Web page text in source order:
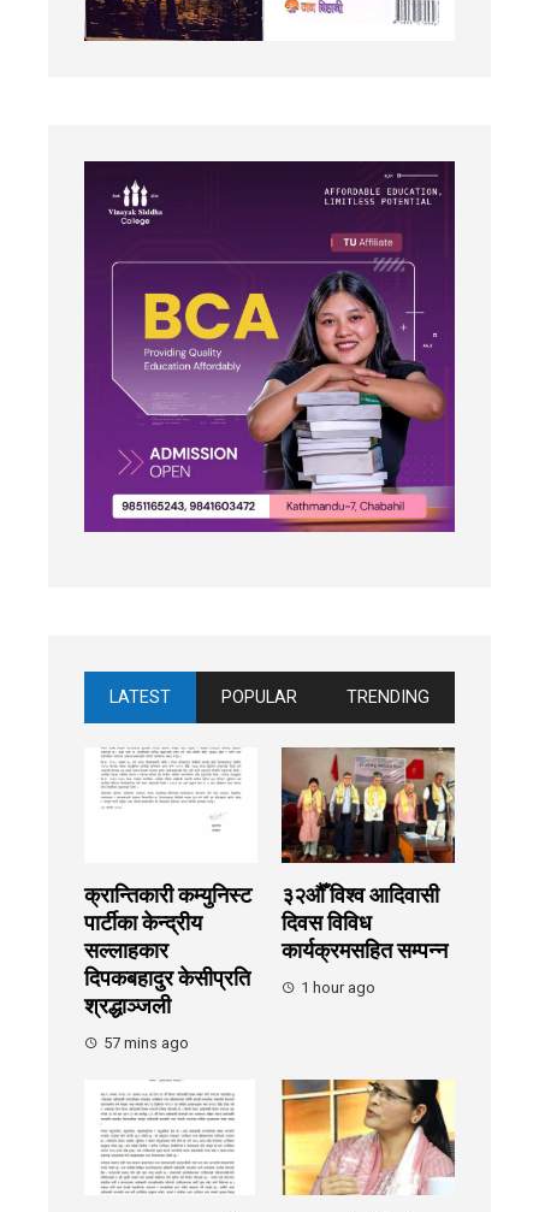
LATEST POPULAR TRENDING
क्रान्तिकारी कम्युनिस्ट
पार्टीका केन्द्रीय
सल्लाहकार
दिपकबहादुर केसीप्रति
श्रद्धाञ्जली
57 mins ago
३२औँ विश्व आदिवासी
दिवस विविध
कार्यक्रमसहित सम्पन्न
1 hour ago